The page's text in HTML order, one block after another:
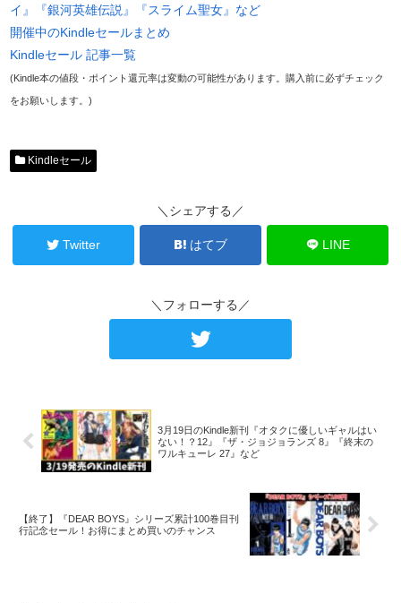
イ』『銀河英雄伝説』『スライム聖女』など
開催中のKindleセールまとめ
Kindleセール 記事一覧
(Kindle本の値段・ポイント還元率は変動の可能性があります。購入前に必ずチェック
をお願いします。)
Kindleセール
＼シェアする／
Twitter はてブ LINE
＼フォローする／
3月19日のKindle新刊『オタクに優しいギャルはい
ない！？12』『ザ・ジョジョランズ 8』『終末の
ワルキューレ 27』など
【終了】『DEAR BOYS』シリーズ累計100巻目刊
行記念セール！お得にまとめ買いのチャンス